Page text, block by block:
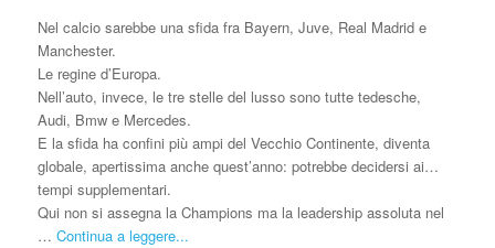
Nel calcio sarebbe una sfida fra Bayern, Juve, Real Madrid e
Manchester.
Le regine d’Europa.
Nell’auto, invece, le tre stelle del lusso sono tutte tedesche,
Audi, Bmw e Mercedes.
E la sfida ha confini più ampi del Vecchio Continente, diventa
globale, apertissima anche quest’anno: potrebbe decidersi ai…
tempi supplementari.
Qui non si assegna la Champions ma la leadership assoluta nel
… Continua a leggere...